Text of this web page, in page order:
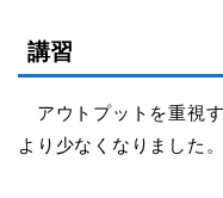
講習
アウトプットを重視
より少なくなりました。